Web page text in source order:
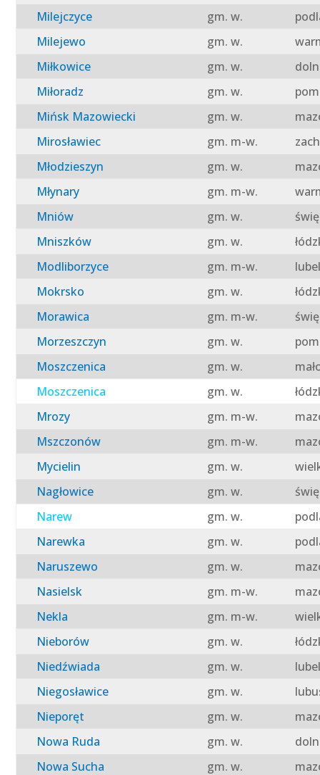
Milejczyce
gm. w.
Milejewo
gm. w.
Miłkowice
gm. w.
Miłoradz
gm. w.
Mińsk Mazowiecki
gm. w.
Mirosławiec
gm. m-w.
Młodzieszyn
gm. w.
Młynary
gm. m-w.
Mniów
gm. w.
Mniszków
gm. w.
Modliborzyce
gm. m-w.
Mokrsko
gm. w.
Morawica
gm. m-w.
Morzeszczyn
gm. w.
Moszczenica
gm. w.
Moszczenica
gm. w.
Mrozy
gm. m-w.
Mszczonów
gm. m-w.
Mycielin
gm. w.
Nagłowice
gm. w.
Narew
gm. w.
Narewka
gm. w.
Naruszewo
gm. w.
Nasielsk
gm. m-w.
Nekla
gm. m-w.
Nieborów
gm. w.
Niedźwiada
gm. w.
Niegosławice
gm. w.
Nieporęt
gm. w.
Nowa Ruda
gm. w.
Nowa Sucha
gm. w.